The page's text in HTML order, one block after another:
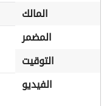
المالك
المضمر
التوقيت
الفيديو